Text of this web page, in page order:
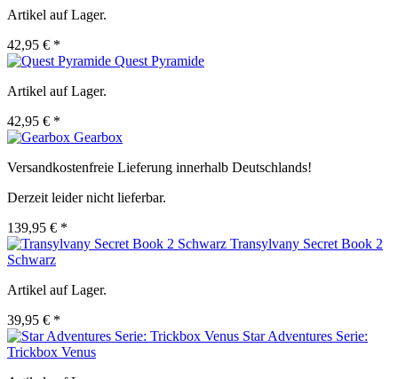
Artikel auf Lager.
42,95 € *
Quest Pyramide
Artikel auf Lager.
42,95 € *
Gearbox
Versandkostenfreie Lieferung innerhalb Deutschlands!
Derzeit leider nicht lieferbar.
139,95 € *
Transylvany Secret Book 2
Schwarz
Artikel auf Lager.
39,95 € *
Star Adventures Serie:
Trickbox Venus